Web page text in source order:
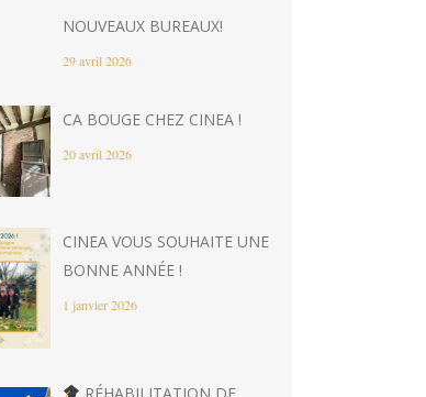
NOUVEAUX BUREAUX!
29 avril 2026
CA BOUGE CHEZ CINEA !
20 avril 2026
CINEA VOUS SOUHAITE UNE
BONNE ANNÉE !
1 janvier 2026